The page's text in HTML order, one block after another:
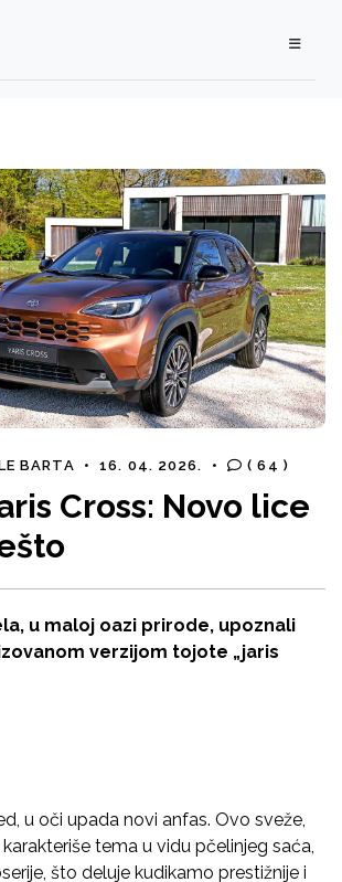
BARTA • 16. 04. 2026. • ( 64 )
Cross: Novo lice
u maloj oazi prirode, upoznali
verzijom tojote „jaris
u oči upada novi anfas. Ovo sveže,
karakteriše tema u vidu pčelinjeg saća,
što deluje kudikamo prestižnije i